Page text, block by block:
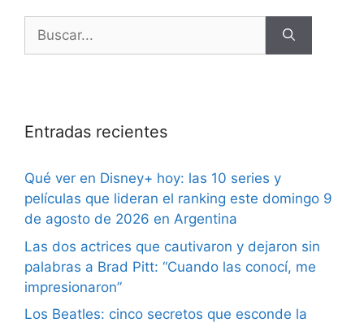
Entradas recientes
Qué ver en Disney+ hoy: las 10 series y
películas que lideran el ranking este domingo 9
de agosto de 2026 en Argentina
Las dos actrices que cautivaron y dejaron sin
palabras a Brad Pitt: “Cuando las conocí, me
impresionaron”
Los Beatles: cinco secretos que esconde la